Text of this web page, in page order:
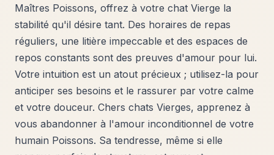
Maîtres Poissons, offrez à votre chat Vierge la
stabilité qu'il désire tant. Des horaires de repas
réguliers, une litière impeccable et des espaces de
repos constants sont des preuves d'amour pour lui.
Votre intuition est un atout précieux ; utilisez-la pour
anticiper ses besoins et le rassurer par votre calme
et votre douceur. Chers chats Vierges, apprenez à
vous abandonner à l'amour inconditionnel de votre
humain Poissons. Sa tendresse, même si elle